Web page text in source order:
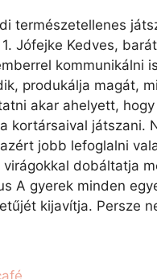
természetellenes
Jófejke Kedves,
kommunikálni
produkálja magát,
akar ahelyett,
kortársaival játszani.
jobb lefoglalni
virágokkal dobáltatja
A gyerek minden
kijavítja. Persze